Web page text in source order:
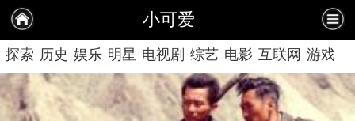
小可爱
探索 历史 娱乐 明星 电视剧 综艺 电影 互联网 游戏
情感
美女